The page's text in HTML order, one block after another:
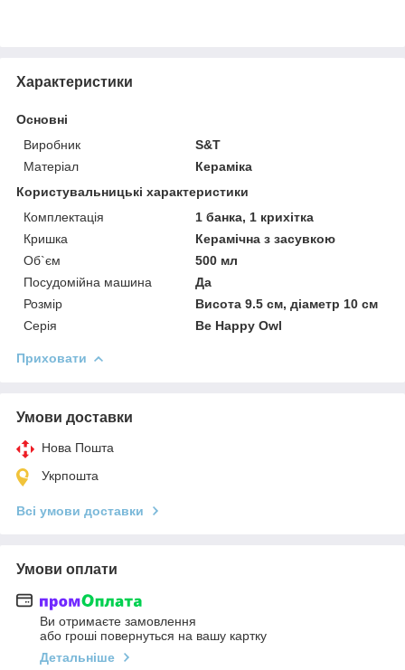
Характеристики
Основні
Виробник
S&T
Матеріал
Кераміка
Користувальницькі характеристики
Комплектація
1 банка, 1 крихітка
Кришка
Керамічна з засувкою
Об`єм
500 мл
Посудомійна машина
Да
Розмір
Висота 9.5 см, діаметр 10 см
Серія
Be Happy Owl
Приховати
Умови доставки
Нова Пошта
Укрпошта
Всі умови доставки
Умови оплати
Ви отримаєте замовлення
або гроші повернуться на вашу картку
Детальніше